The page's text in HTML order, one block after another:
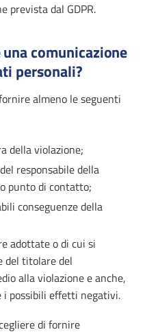
prevista dal GDPR.
comunicazione
personali?
almeno le seguenti
della violazione;
responsabile della
punto di contatto;
conseguenze della
adottate o di cui si
del titolare del
alla violazione e anche,
i possibili effetti negativi.
di fornire